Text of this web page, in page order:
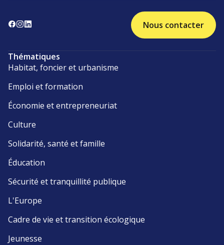
Nous contacter
Thématiques
Habitat, foncier et urbanisme
Emploi et formation
Économie et entrepreneuriat
Culture
Solidarité, santé et famille
Éducation
Sécurité et tranquillité publique
L'Europe
Cadre de vie et transition écologique
Jeunesse